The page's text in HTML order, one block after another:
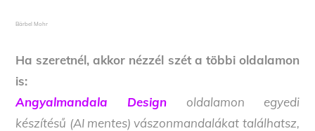
Bärbel Mohr
Ha szeretnél, akkor nézzél szét a többi oldalamon
is:
Angyalmandala Design oldalamon egyedi
készítésű (AI mentes) vászonmandalákat találhatsz,